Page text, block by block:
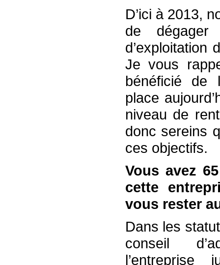
D’ici à 2013,
de dégager
d’exploitation
Je vous
bénéficié de
place
niveau de
donc sereins
ces objectifs.
Vous avez
cette
vous rester
Dans les
conseil
l’entreprise